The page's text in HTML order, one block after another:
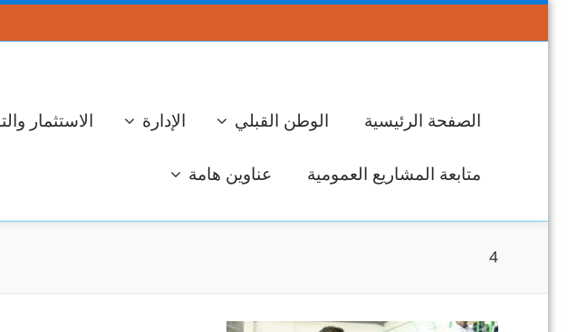
الصفحة الرئيسية الوطن القبلي الإدارة الاستثمار
متابعة المشاريع العمومية عناوين هامة
4